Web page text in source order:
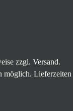
zzgl. Versand.
möglich. Lieferzeiten